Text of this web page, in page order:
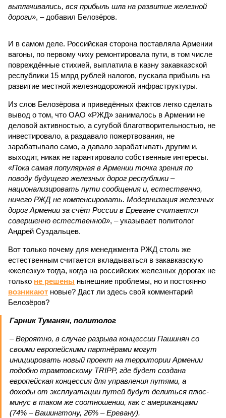
выплачивались, вся прибыль шла на развитие железной
дороги», – добавил Белозёров.
И в самом деле. Российская сторона поставляла Армении
вагоны, по первому чиху ремонтировала пути, в том числе
повреждённые стихией, выплатила в казну закавказской
республики 15 млрд рублей налогов, пускала прибыль на
развитие местной железнодорожной инфраструктуры.
Из слов Белозёрова и приведённых фактов легко сделать
вывод о том, что ОАО «РЖД» занималось в Армении не
деловой активностью, а сугубой благотворительностью, не
инвестировало, а раздавало пожертвования, не
зарабатывало само, а давало зарабатывать другим и,
выходит, никак не гарантировало собственные интересы.
«Пока самая популярная в Армении точка зрения по
поводу будущего железных дорог рес­публики –
национализировать пути сообщения и, естественно,
ничего РЖД не компенсировать. Модернизация железных
дорог Армении за счёт России в Ереване считается
совершенно естественной», – указывает политолог
Андрей Суздальцев.
Вот только почему для менеджмента РЖД столь же
естественным считается вкладываться в закавказскую
«железку» тогда, когда на российских железных дорогах не
только не решены нынешние проблемы, но и постоянно
возникают новые? Даст ли здесь свой комментарий
Белозёров?
Гарник Туманян, политолог
– Вероятно, в случае разрыва концессии Пашинян со
своими европейскими партнёрами могут
инициировать новый проект на территории Армении
подобно трамповскому TRIPP, где будет создана
европейская концессия для управления путями, а
доходы от эксплуатации путей будут делиться плюс-
минус в таком же соотношении, как с американцами
(74% – Вашингтону, 26% – Еревану).